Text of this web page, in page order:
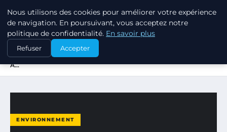
RSE ENJEUX
ACCUEIL
ENVIRONNEMENT
ÉVALUER L’EMPREINTE CARBONE : BUS, VÉLO ET MARCHE
À…
ENVIRONNEMENT
Nous utilisons des cookies pour améliorer votre expérience
de navigation. En poursuivant, vous acceptez notre
politique de confidentialité. En savoir plus
Refuser Accepter